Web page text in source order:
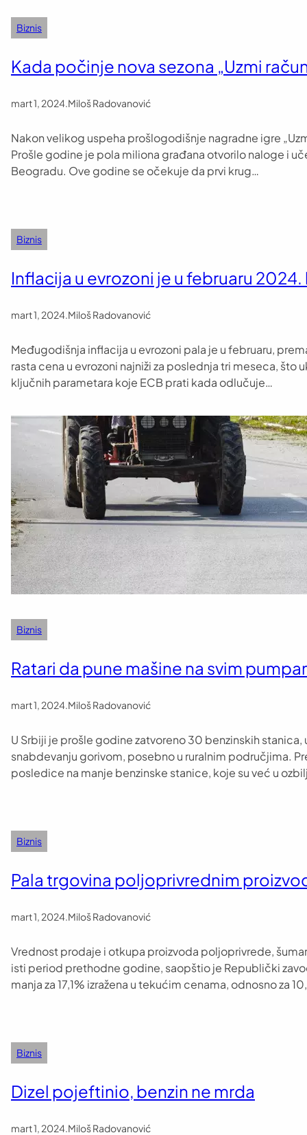
Biznis
Kada počinje nova sezona „Uzmi
mart 1, 2024.Miloš Radovanović
Nakon velikog uspeha prošlogodišnje nagradne igre
Prošle godine je pola miliona građana otvorilo naloge i
Beogradu. Ove godine se očekuje da prvi krug…
Biznis
Inflacija u evrozoni je u februaru
mart 1, 2024.Miloš Radovanović
Međugodišnja inflacija u evrozoni pala je u februaru,
rasta cena u evrozoni najniži za poslednja tri meseca, što
ključnih parametara koje ECB prati kada odlučuje…
Biznis
Ratari da pune mašine na svim
mart 1, 2024.Miloš Radovanović
U Srbiji je prošle godine zatvoreno 30 benzinskih
snabdevanju gorivom, posebno u ruralnim područjima.
posledice na manje benzinske stanice, koje su već u
Biznis
Pala trgovina poljoprivrednim
mart 1, 2024.Miloš Radovanović
Vrednost prodaje i otkupa proizvoda poljoprivrede,
isti period prethodne godine, saopštio je Republički
manja za 17,1% izražena u tekućim cenama, odnosno za
Biznis
Dizel pojeftinio, benzin ne mrda
mart 1, 2024.Miloš Radovanović